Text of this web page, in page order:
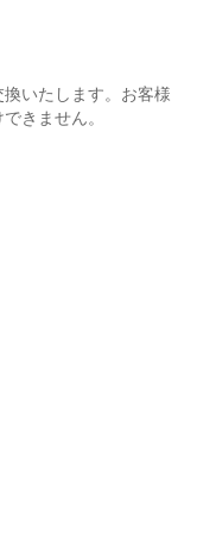
いたします。お客様
きません。